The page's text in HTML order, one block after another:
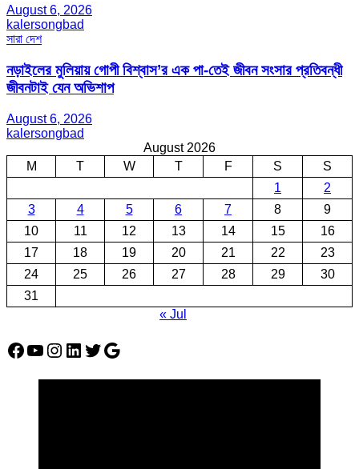
August 6, 2026
kalersongbad
সারা দেশ
নড়াইলের মুলিয়ায় গোপী বিশ্বাস’র এক পা-তেই জীবন সংসার প্রতিবন্ধী
জীবনটাই যেন অভিশাপ
August 6, 2026
kalersongbad
August 2026
M
T W T F S
S
1
2
3
4 5 6 7 8
9
10
11 12 13 14 15
16
17
18 19 20 21 22
23
24
25 26 27 28 29
30
31
« Jul
Facebook
YouTube
Instagram
LinkedIn
Twitter
Google